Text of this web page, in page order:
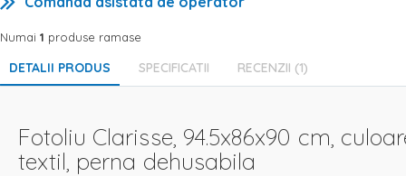
Numai 1 produse ramase
DETALII PRODUS
Fotoliu Clarisse, 94.5x86x90 cm,
textil, perna dehusabila
SPECIFICATII RECENZII 1